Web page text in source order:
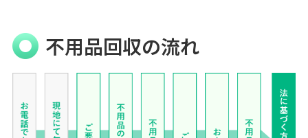
不用品回収の流れ